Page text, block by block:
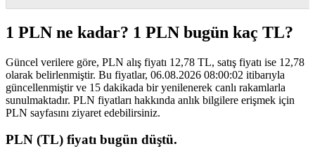
1 PLN ne kadar? 1 PLN bugün kaç TL?
Güncel verilere göre, PLN alış fiyatı 12,78 TL, satış fiyatı ise 12,78
olarak belirlenmiştir. Bu fiyatlar, 06.08.2026 08:00:02 itibarıyla
güncellenmiştir ve 15 dakikada bir yenilenerek canlı rakamlarla
sunulmaktadır. PLN fiyatları hakkında anlık bilgilere erişmek için
PLN sayfasını ziyaret edebilirsiniz.
PLN (TL) fiyatı bugün düştü.